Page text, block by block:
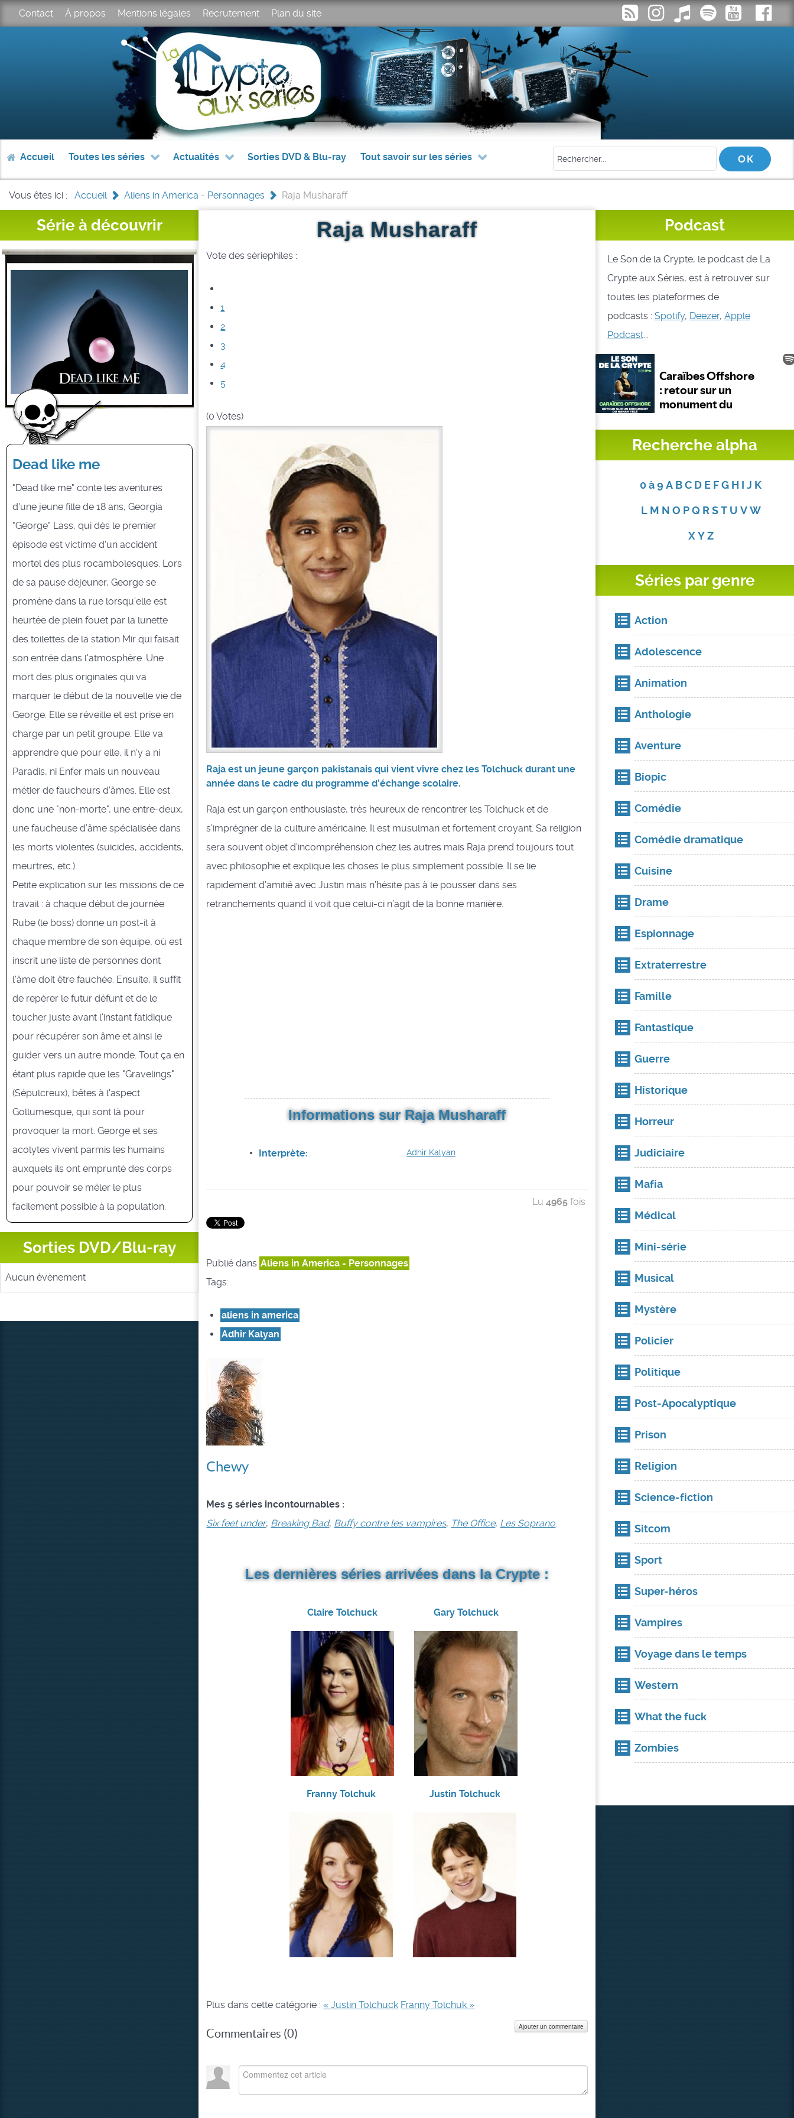
Contact À propos Mentions légales Recrutement Plan du site
Accueil Toutes les séries Actualités Sorties DVD & Blu-ray Tout savoir sur les séries
Vous êtes ici : Accueil > Aliens in America - Personnages > Raja Musharaff
Série à découvrir
Dead like me
"Dead like me" conte les aventures
d'une jeune fille de 18 ans, Georgia
"George" Lass, qui dès le premier
épisode est victime d'un accident
mortel des plus rocambolesques. Lors
de sa pause déjeuner, George se
promène dans la rue lorsqu'elle est
heurtée de plein fouet par la lunette
des toilettes de la station Mir qui faisait
son entrée dans l'atmosphère. Une
mort des plus originales qui va
marquer le début de la nouvelle vie de
George. Elle se réveille et est prise en
charge par un petit groupe. Elle va
apprendre que pour elle, il n'y a ni
Paradis, ni Enfer mais un nouveau
métier de faucheurs d'âmes. Elle est
donc une "non-morte", une entre-deux,
une faucheuse d’âme spécialisée dans
les morts violentes (suicides, accidents,
meurtres, etc.).
Petite explication sur les missions de ce
travail : à chaque début de journée
Rube (le boss) donne un post-it à
chaque membre de son équipe, où est
inscrit une liste de personnes dont
l'âme doit être fauchée. Ensuite, il suffit
de repérer le futur défunt et de le
toucher juste avant l'instant fatidique
pour récupérer son âme et ainsi le
guider vers un autre monde. Tout ça en
étant plus rapide que les "Gravelings"
(Sépulcreux), bêtes à l'aspect
Gollumesque, qui sont là pour
provoquer la mort. George et ses
acolytes vivent parmis les humains
auxquels ils ont emprunté des corps
pour pouvoir se mêler le plus
facilement possible à la population.
Sorties DVD/Blu-ray
Aucun évènement
Raja Musharaff
Vote des sériephiles :
1
2
3
4
5
(0 Votes)
Raja est un jeune garçon pakistanais qui vient vivre chez les Tolchuck durant une
année dans le cadre du programme d’échange scolaire.
Raja est un garçon enthousiaste, très heureux de rencontrer les Tolchuck et de
s’imprégner de la culture américaine. Il est musulman et fortement croyant. Sa religion
sera souvent objet d’incompréhension chez les autres mais Raja prend toujours tout
avec philosophie et explique les choses le plus simplement possible. Il se lie
rapidement d’amitié avec Justin mais n’hésite pas à le pousser dans ses
retranchements quand il voit que celui-ci n’agit de la bonne manière.
Informations sur Raja Musharaff
Interprète: Adhir Kalyan
Lu 4965fois
Publié dans Aliens in America - Personnages
Tags:
aliens in america
Adhir Kalyan
Chewy
Mes 5 séries incontournables :
Six feet under, Breaking Bad, Buffy contre les vampires, The Office, Les Soprano
Les dernières séries arrivées dans la Crypte :
Claire Tolchuck Gary Tolchuck
Franny Tolchuk Justin Tolchuck
Plus dans cette catégorie :« Justin Tolchuck Franny Tolchuk »
Commentaires (0)
Ajouter un commentaire
Podcast
Le Son de la Crypte, le podcast de La
Crypte aux Séries, est à retrouver sur
toutes les plateformes de
podcasts : Spotify, Deezer, Apple
Podcast...
Recherche alpha
0 à 9 A BC D E FG H I J K
L M N O P Q R S T U V W
X Y Z
Séries par genre
Action
Adolescence
Animation
Anthologie
Aventure
Biopic
Comédie
Comédie dramatique
Cuisine
Drame
Espionnage
Extraterrestre
Famille
Fantastique
Guerre
Historique
Horreur
Judiciaire
Mafia
Médical
Mini-série
Musical
Mystère
Policier
Politique
Post-Apocalyptique
Prison
Religion
Science-fiction
Sitcom
Sport
Super-héros
Vampires
Voyage dans le temps
Western
What the fuck
Zombies